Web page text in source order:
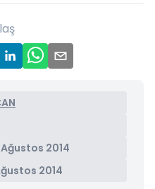
Ağustos 2014
2014